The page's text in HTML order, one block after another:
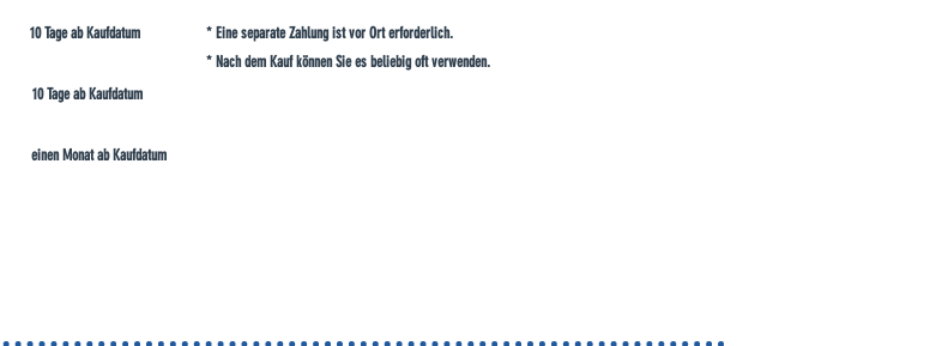
10 Tage ab Kaufdatum
10 Tage ab Kaufdatum
einen Monat ab Kaufdatum
* Eine separate Zahlung ist vor Ort erforderlich.
* Nach dem Kauf können Sie es beliebig oft verwenden.